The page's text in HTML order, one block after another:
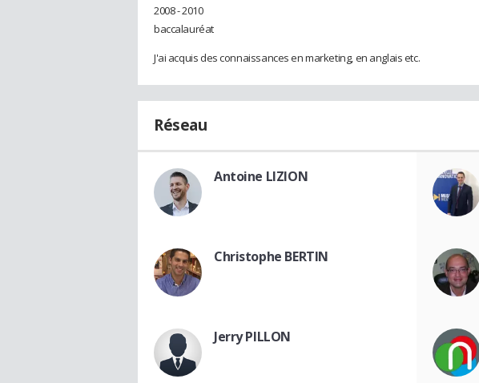
2008 - 2010
baccalauréat
J'ai acquis des connaissances en marketing, en anglais etc.
Réseau
Antoine LIZION
Christophe BERTIN
Jerry PILLON